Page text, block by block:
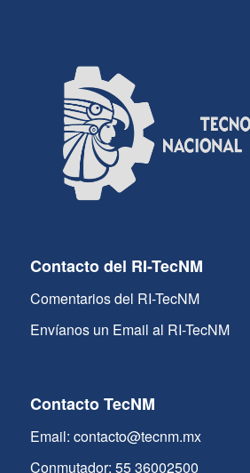
Contacto del RI-TecNM
Comentarios del RI-TecNM
Envíanos un Email al RI-TecNM
Contacto TecNM
Email: contacto@tecnm.mx
Conmutador: 55 36002500